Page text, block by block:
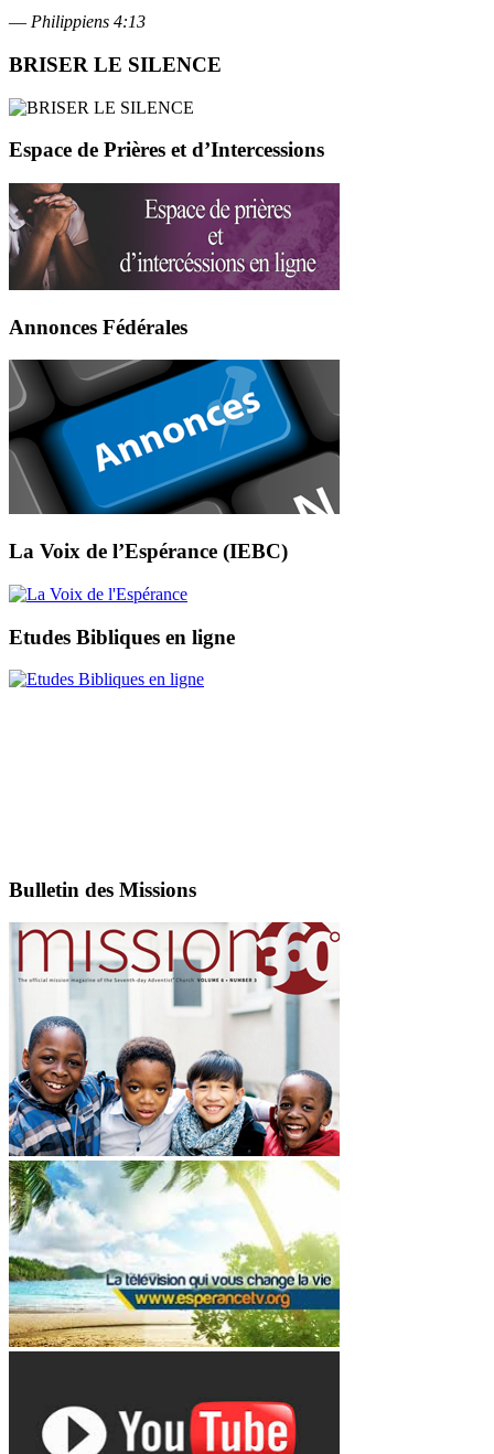
— Philippiens 4:13
BRISER LE SILENCE
Espace de Prières et d’Intercessions
Annonces Fédérales
La Voix de l’Espérance (IEBC)
Etudes Bibliques en ligne
Bulletin des Missions